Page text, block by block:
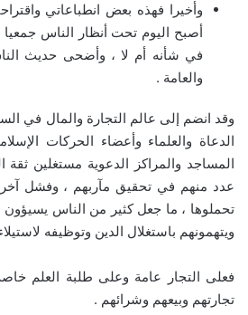
وأخيرا فهذه بعض انطباعاتي
أصبح اليوم تحت أنظار الناس
في شأنه أم لا ، وأضحى حديث
والعامة .
وقد انضم إلى عالم التجارة والمال في
الدعاة والعلماء وأعضاء الحركات
المساجد والمراكز الدعوية مستغلين ثقة
عدد منهم في تحقيق مآربهم ، وفشل
تحملوها ، ما جعل كثير من الناس يسيؤون
ويتهمونهم باستغلال الدين وتوظيفه
فعلى التجار عامة وعلى طلبة العلم
تجارتهم وبيعهم وشرائهم .